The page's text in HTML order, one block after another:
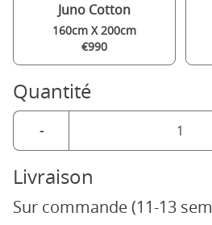
Juno Cotton
160cm X 200cm
€990
Quantité
-
Livraison
Sur commande (11-13